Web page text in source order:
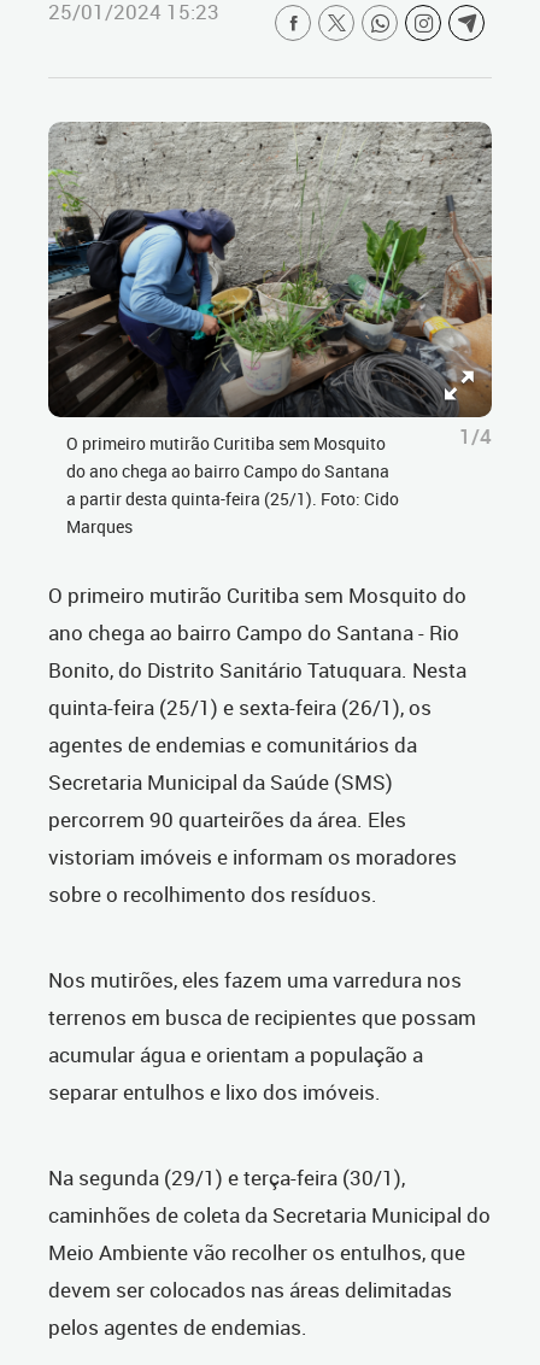
25/01/2024 15:23
O primeiro mutirão Curitiba sem Mosquito
do ano chega ao bairro Campo do Santana
a partir desta quinta-feira (25/1). Foto: Cido
Marques
1/4
O primeiro mutirão Curitiba sem Mosquito do
ano chega ao bairro Campo do Santana - Rio
Bonito, do Distrito Sanitário Tatuquara. Nesta
quinta-feira (25/1) e sexta-feira (26/1), os
agentes de endemias e comunitários da
Secretaria Municipal da Saúde (SMS)
percorrem 90 quarteirões da área. Eles
vistoriam imóveis e informam os moradores
sobre o recolhimento dos resíduos.
Nos mutirões, eles fazem uma varredura nos
terrenos em busca de recipientes que possam
acumular água e orientam a população a
separar entulhos e lixo dos imóveis.
Na segunda (29/1) e terça-feira (30/1),
caminhões de coleta da Secretaria Municipal do
Meio Ambiente vão recolher os entulhos, que
devem ser colocados nas áreas delimitadas
pelos agentes de endemias.